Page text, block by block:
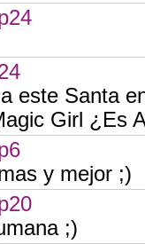
este Santa
Girl ¿Es
y mejor ;)
;)